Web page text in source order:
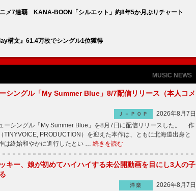
ニメ7連覇 KANA-BOON「シルエット」約8年5か月ぶりチャート
構文』61.4万枚でシングル1位獲得
MUSIC NEWS
シングル「My Summer Blue」8/7配信リリース（本人コメ
Ｊ－ＰＯＰ
2026年8月7日
ーシングル「My Summer Blue」を8月7日に配信リリースした。 作
TINYVOICE, PRODUCTION）を迎えた本作は、ともに北海道出身と
は終始和やかに進行したとい … 続きを読む
キー、娘が初めてハイハイする未公開動画を目にし3人の子
洋楽
2026年8月7日